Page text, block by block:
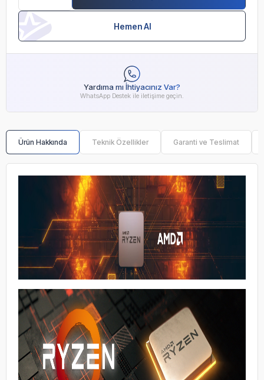
Hemen Al
Yardıma mı İhtiyacınız Var?
WhatsApp Destek ile iletişime geçin.
Ürün Hakkında Teknik Özellikler Garanti ve Teslimat